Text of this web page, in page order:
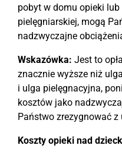
pobyt w domu opieki
pielęgniarskiej, mogą
nadzwyczajne
Wskazówka: Jest to
znacznie wyższe niż
i ulga pielęgnacyjna,
kosztów jako
Państwo zrezygnować z
Koszty opieki nad